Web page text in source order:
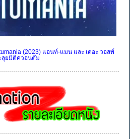
(2023) แอนท์-แมน และ เดอะ วอสพ์
ลุยมิติควอนตัม